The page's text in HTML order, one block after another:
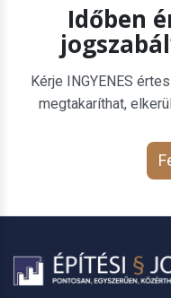
Időben
Kérje INGYENES
megtakaríthat,